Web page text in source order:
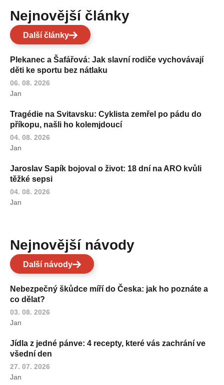
Nejnovější články
Další články
Plekanec a Šafářová: Jak slavní rodiče vychovávají
děti ke sportu bez nátlaku
06. 08. 2026
Jan
Tragédie na Svitavsku: Cyklista zemřel po pádu do
příkopu, našli ho kolemjdoucí
04. 08. 2026
Jan
Jaroslav Sapík bojoval o život: 18 dní na ARO kvůli
těžké sepsi
04. 08. 2026
Jan
Nejnovější návody
Další návody
Nebezpečný škůdce míří do Česka: jak ho poznáte a
co dělat?
03. 08. 2026
Jan
Jídla z jedné pánve: 4 recepty, které vás zachrání ve
všední den
27. 07. 2026
Jan